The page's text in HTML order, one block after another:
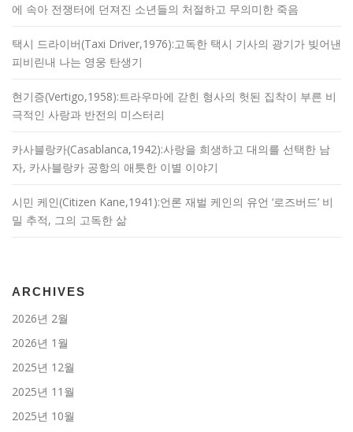
에 속아 전쟁터에 던져진 소년들의 처절하고 무의미한 죽음
택시 드라이버(Taxi Driver,1976):고독한 택시 기사의 광기가 빚어낸
피비린내 나는 영웅 탄생기
현기증(Vertigo,1958):트라우마에 갇힌 형사의 헛된 집착이 부른 비
극적인 사랑과 반전의 미스터리
카사블랑카(Casablanca,1942):사랑을 희생하고 대의를 선택한 남
자, 카사블랑카 공항의 애틋한 이별 이야기
시민 케인(Citizen Kane,1941):언론 재벌 케인의 유언 ‘로즈버드’ 비
밀 추적, 그의 고독한 삶
ARCHIVES
2026년 2월
2026년 1월
2025년 12월
2025년 11월
2025년 10월